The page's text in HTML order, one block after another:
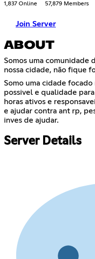
1,837 Online 57,879 Members
Join Server
ABOUT
Somos uma comunidade
nossa cidade, não fique
Somo uma cidade
possivel e qualidade
horas ativos e
e ajudar contra ant rp,
inves de ajudar.
Server Details